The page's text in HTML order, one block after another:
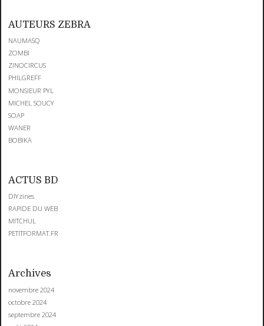
AUTEURS ZEBRA
NAUMASQ
ZOMBI
ZINOCIRCUS
PHILGREFF
MONSIEUR PYL
MICHEL SOUCY
SOAP
WANER
BOBIKA
ACTUS BD
DIYzines
RAPIDE DU WEB
MITCHUL
PETITFORMAT.FR
Archives
novembre 2024
octobre 2024
septembre 2024